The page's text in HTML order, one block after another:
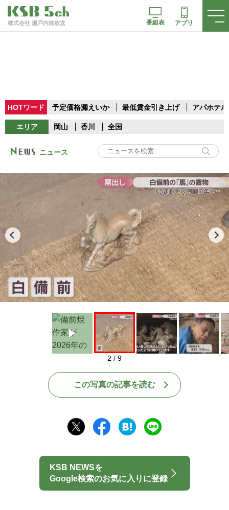
株式会社 瀬戸内海放送 番組表 アプリ
HOTワード 予定価格漏えいか 最低賃金引き上げ アパホテル
エリア 岡山 香川 全国
ニュース
Play
2 / 9
この写真の記事を読む
KSB NEWSを
Google検索のお気に入りに登録